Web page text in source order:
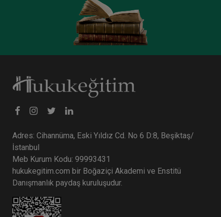
Adres: Cihannüma, Eski Yıldız Cd. No 6 D:8, Beşiktaş/
İstanbul
Meb Kurum Kodu: 99993431
hukukegitim.com bir Boğaziçi Akademi ve Enstitü
Danışmanlık paydaş kuruluşudur.